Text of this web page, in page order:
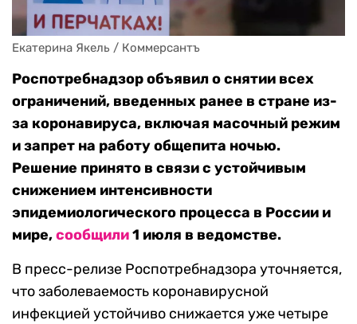
Екатерина Якель / Коммерсантъ
Роспотребнадзор объявил о снятии всех
ограничений, введенных ранее в стране из-
за коронавируса, включая масочный режим
и запрет на работу общепита ночью.
Решение принято в связи с устойчивым
снижением интенсивности
эпидемиологического процесса в России и
мире,сообщили1 июля в ведомстве.
В пресс-релизе Роспотребнадзора уточняется,
что заболеваемость коронавирусной
инфекцией устойчиво снижается уже четыре